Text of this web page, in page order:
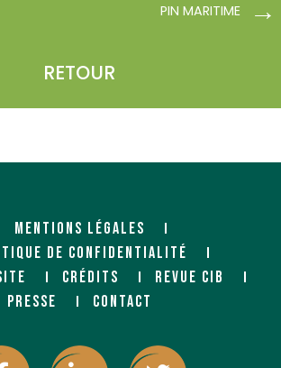
RETOUR
PIN MARITIME
MENTIONS LÉGALES
DE CONFIDENTIALITÉ
CRÉDITS
REVUE CIB
PRESSE
CONTACT